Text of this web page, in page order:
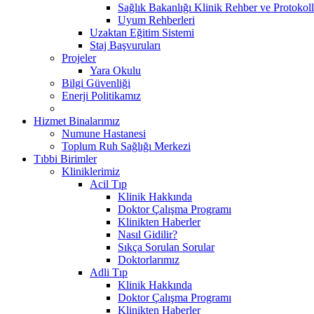
Sağlık Bakanlığı Klinik Rehber ve
Uyum Rehberleri
Uzaktan Eğitim Sistemi
Staj Başvuruları
Projeler
Yara Okulu
Bilgi Güvenliği
Enerji Politikamız
Hizmet Binalarımız
Numune Hastanesi
Toplum Ruh Sağlığı Merkezi
Tıbbi Birimler
Kliniklerimiz
Acil Tıp
Klinik Hakkında
Doktor Çalışma Programı
Klinikten Haberler
Nasıl Gidilir?
Sıkça Sorulan Sorular
Doktorlarımız
Adli Tıp
Klinik Hakkında
Doktor Çalışma Programı
Klinikten Haberler